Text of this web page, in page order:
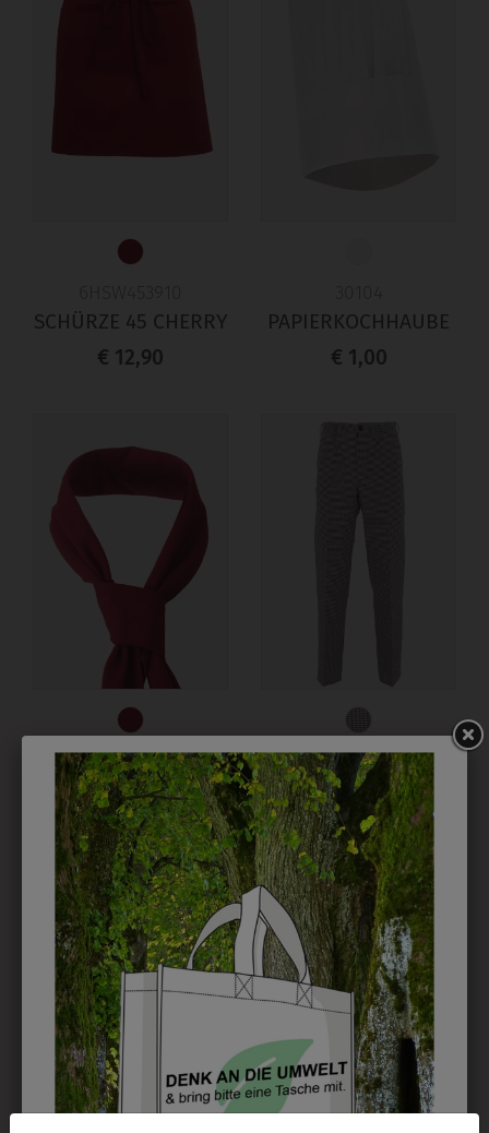
SCHÜRZE 45 CHERRY
€ 12,90
PAPIERKOCHHAUBE
€ 1,00
6HALS3910
HALSTUCH CHERRY
€ 5,90
6H099445
KOCHHOSE CLASSIC
PEPITA
€ 47,90